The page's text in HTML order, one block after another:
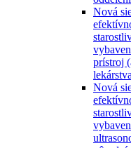
Nová
prístroj
Nová